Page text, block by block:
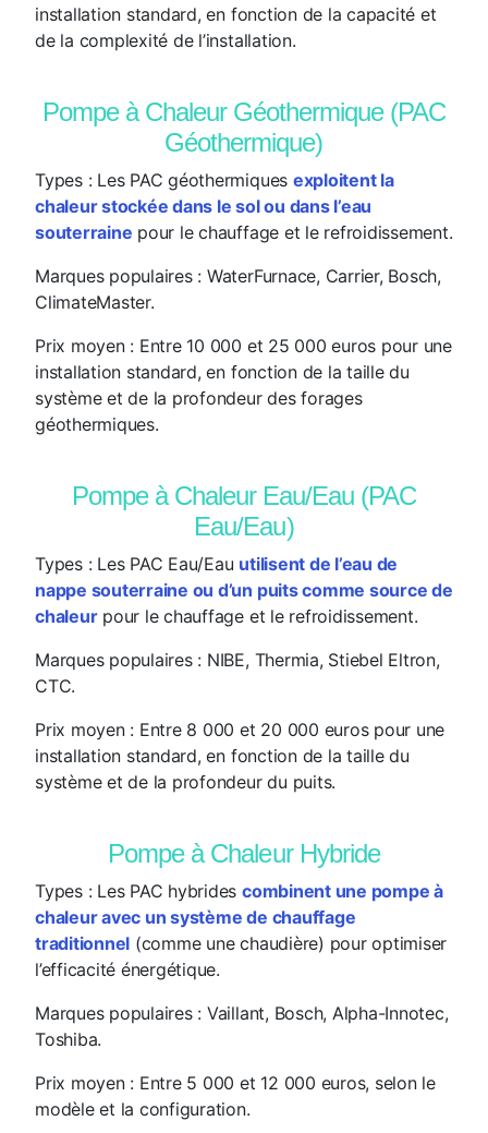
installation standard, en fonction de la capacité et
de la complexité de l’installation.
Pompe à Chaleur Géothermique (PAC
Géothermique)
Types: Les PAC géothermiques exploitent la
chaleur stockée dans le sol ou dans l’eau
souterraine pour le chauffage et le refroidissement.
Marques populaires: WaterFurnace, Carrier, Bosch,
ClimateMaster.
Prix moyen: Entre 10 000 et 25 000 euros pour une
installation standard, en fonction de la taille du
système et de la profondeur des forages
géothermiques.
Pompe à Chaleur Eau/Eau (PAC
Eau/Eau)
Types: Les PAC Eau/Eau utilisent de l’eau de
nappe souterraine ou d’un puits comme source de
chaleurpour le chauffage et le refroidissement.
Marques populaires: NIBE, Thermia, Stiebel Eltron,
CTC.
Prix moyen: Entre 8 000 et 20 000 euros pour une
installation standard, en fonction de la taille du
système et de la profondeur du puits.
Pompe à Chaleur Hybride
Types: Les PAC hybridescombinent une pompe à
chaleur avec un système de chauffage
traditionnel (comme une chaudière) pour optimiser
l’efficacité énergétique.
Marques populaires: Vaillant, Bosch, Alpha-Innotec,
Toshiba.
Prix moyen: Entre 5 000 et 12 000 euros, selon le
modèle et la configuration.